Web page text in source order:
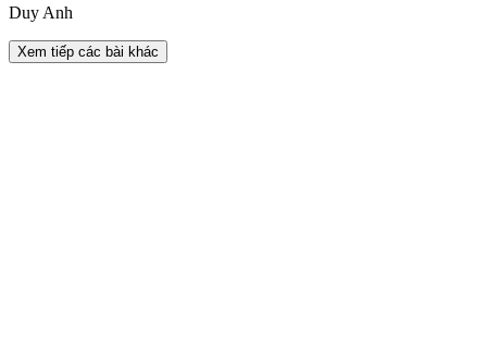
Duy Anh
Xem tiếp các bài khác